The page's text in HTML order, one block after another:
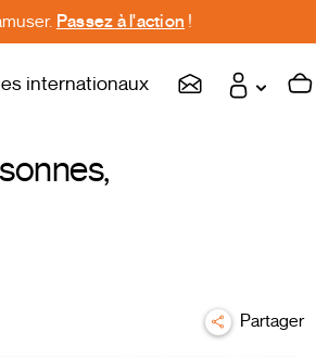
Passez à l'action !
internationaux
Partager